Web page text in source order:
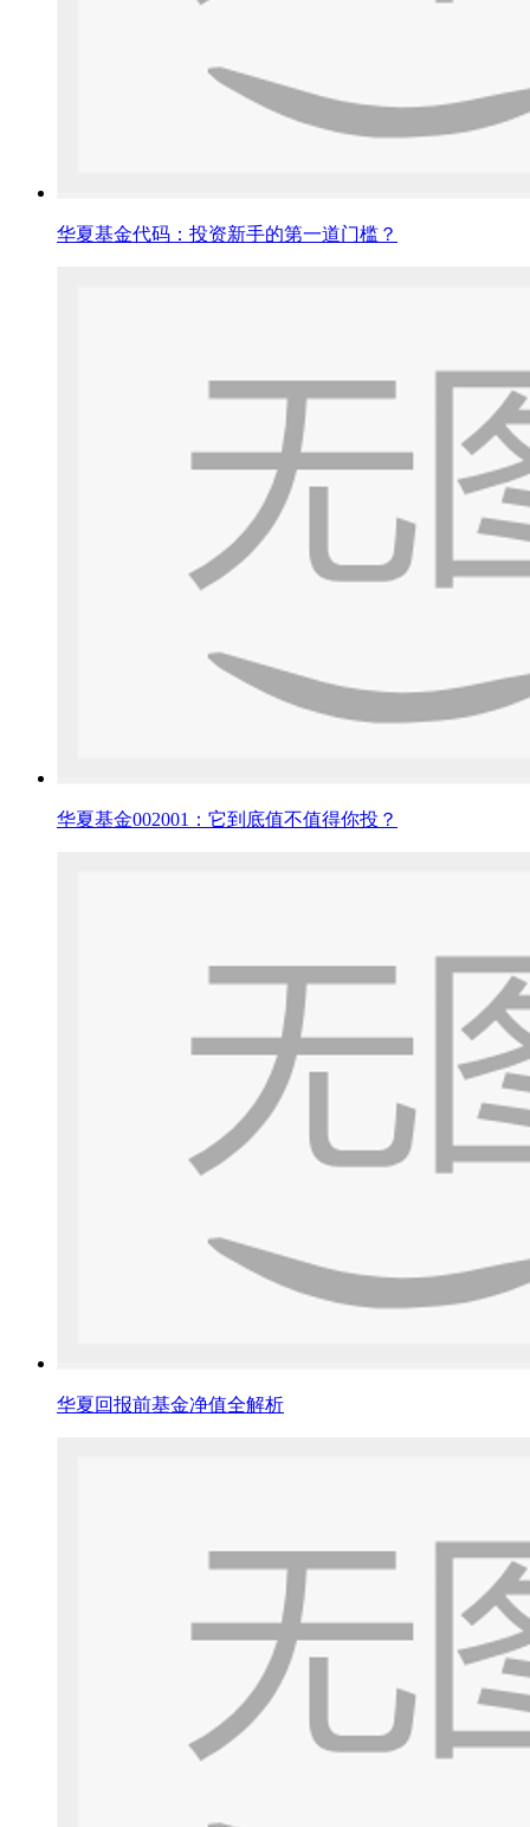
华夏基金代码：投资新手的第一道门槛？
华夏基金002001：它到底值不值得你投？
华夏回报前基金净值全解析